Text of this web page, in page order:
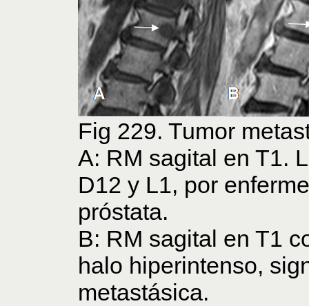
Fig 229. Tumor
A: RM sagital en T1.
D12 y L1, por
próstata.
B: RM sagital en T1
halo hiperintenso,
metastásica.